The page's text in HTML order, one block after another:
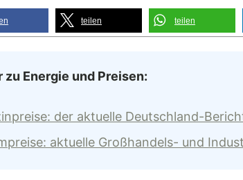
teilen teilen
zu Energie und Preisen:
der aktuelle Deutschland-
aktuelle Großhandels- und